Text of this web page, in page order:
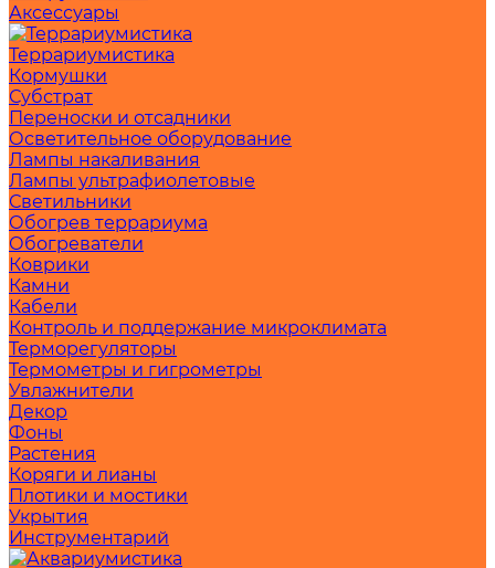
Аксессуары
Террариумистика
Кормушки
Субстрат
Переноски и отсадники
Осветительное оборудование
Лампы накаливания
Лампы ультрафиолетовые
Светильники
Обогрев террариума
Обогреватели
Коврики
Камни
Кабели
Контроль и поддержание микроклимата
Терморегуляторы
Термометры и гигрометры
Увлажнители
Декор
Фоны
Растения
Коряги и лианы
Плотики и мостики
Укрытия
Инструментарий